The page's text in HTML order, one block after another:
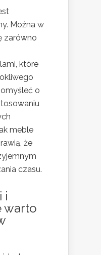
Można w
zarówno
które
o
meble
że
czasu.
i
warto